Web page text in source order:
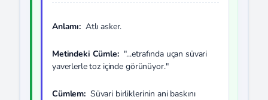
Anlamı: Atlı asker.
Metindeki Cümle: "...etrafında uçan süvari
yaverlerle toz içinde görünüyor."
Cümlem: Süvari birliklerinin ani baskını